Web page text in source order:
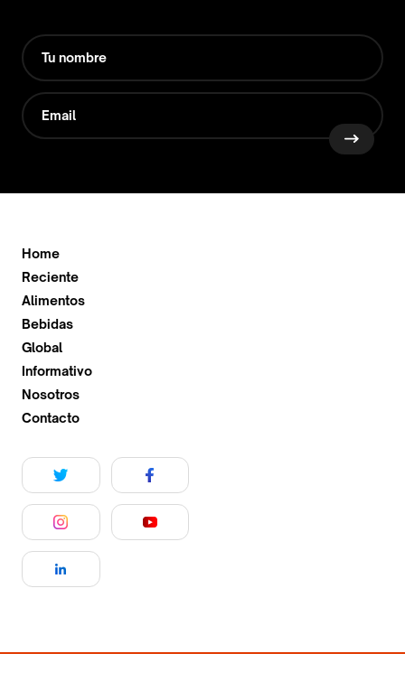
Home
Reciente
Alimentos
Bebidas
Global
Informativo
Nosotros
Contacto